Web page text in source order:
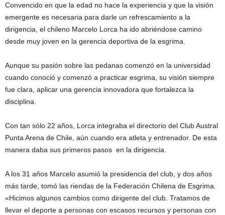
Convencido en que la edad no hace la experiencia y que la visión
emergente es necesaria para darle un refrescamiento a la
dirigencia, el chileno Marcelo Lorca ha ido abriéndose camino
desde muy joven en la gerencia deportiva de la esgrima.
Aunque su pasión sobre las pedanas comenzó en la universidad
cuando conoció y comenzó a practicar esgrima, su visión siempre
fue clara, aplicar una gerencia innovadora que fortalezca la
disciplina.
Con tan sólo 22 años, Lorca integraba el directorio del Club Austral
Punta Arena de Chile, aún cuando era atleta y entrenador. De esta
manera daba sus primeros pasos en la dirigencia.
A los 31 años Marcelo asumió la presidencia del club, y dos años
más tarde, tomó las riendas de la Federación Chilena de Esgrima.
«Hicimos algunos cambios como dirigente del club. Tratamos de
llevar el deporte a personas con escasos recursos y personas con